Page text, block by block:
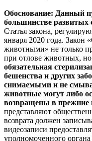
Обоснование: Данный
большинстве развитых
Статья закона,
января 2020 года. Закон
животными» не только
при отлове животных, но
обязательная
бешенства и других
снимаемыми и не
животные могут либо
возвращены в прежние
представляют
возврата должен
видеозаписи
уполномоченного